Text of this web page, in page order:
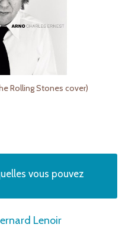
Rolling Stones cover)
vous pouvez
Lenoir